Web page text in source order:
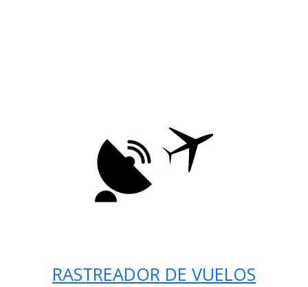
RASTREADOR DE VUELOS